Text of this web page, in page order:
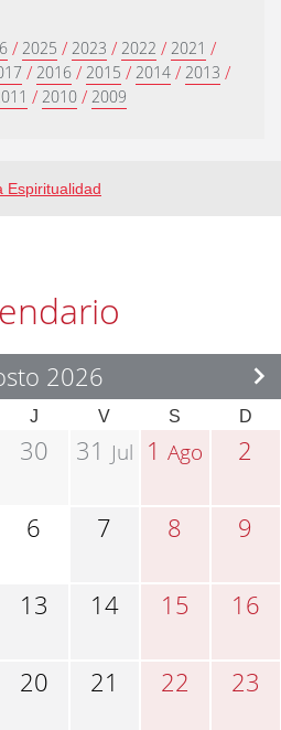
/ 2025 / 2023 / 2022 / 2021 /
/ 2016 / 2015 / 2014 / 2013 /
/ 2010 / 2009
Espiritualidad
2026
J V S D
30 31 Jul 1Ago 2
6 7 8 9
13 14 15 16
20 21 22 23